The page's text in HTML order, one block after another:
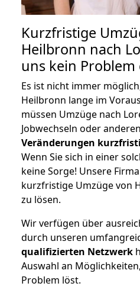
Kurzfristige
Heilbronn nach
uns kein Problem
Es ist nicht immer
Heilbronn lange im
müssen Umzüge nach
Jobwechseln oder
Veränderungen
Wenn Sie sich in einer
keine Sorge! Unsere
kurzfristige Umzüge von
zu lösen.
Wir verfügen über
durch unseren
qualifizierten Netzwerk
Auswahl an
Problem löst.